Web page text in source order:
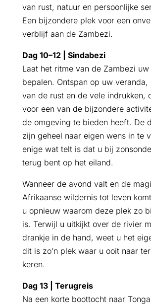
van rust, natuur en persoonlijke
Een bijzondere plek voor een
verblijf aan de Zambezi.
Dag 10–12 | Sindabezi
Laat het ritme van de Zambezi uw
bepalen. Ontspan op uw veranda,
van de rust en de vele indrukken,
voor een van de bijzondere
de omgeving te bieden heeft. De
zijn geheel naar eigen wens in te
enige wat telt is dat u bij
terug bent op het eiland.
Wanneer de avond valt en de
Afrikaanse wildernis tot leven
u opnieuw waarom deze plek zo
is. Terwijl u uitkijkt over de rivier
drankje in de hand, weet u het
dit is zo’n plek waar u ooit naar
keren.
Dag 13 | Terugreis
Na een korte boottocht naar